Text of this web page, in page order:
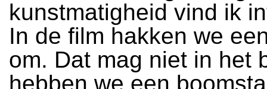
kunstmatigheid vind ik
In de film hakken we
om. Dat mag niet in het
hebben we een